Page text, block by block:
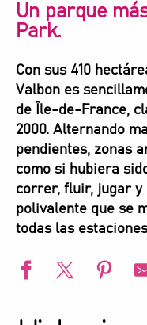
Un parque
Park.
Con sus 410
Valbon es
de Île-de-France,
2000. Alternando
pendientes, zonas
como si hubiera
correr, fluir, jugar y
polivalente que se
todas las